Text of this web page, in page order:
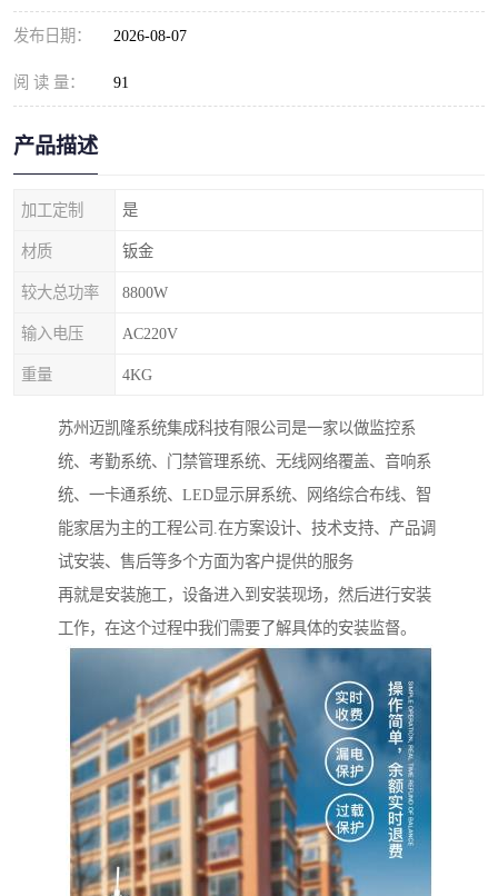
发布日期： 2026-08-07
阅 读 量： 91
产品描述
加工定制 是
材质 钣金
较大总功率 8800W
输入电压 AC220V
重量 4KG
苏州迈凯隆系统集成科技有限公司是一家以做监控系
统、考勤系统、门禁管理系统、无线网络覆盖、音响系
统、一卡通系统、LED显示屏系统、网络综合布线、智
能家居为主的工程公司.在方案设计、技术支持、产品调
试安装、售后等多个方面为客户提供的服务
再就是安装施工，设备进入到安装现场，然后进行安装
工作，在这个过程中我们需要了解具体的安装监督。